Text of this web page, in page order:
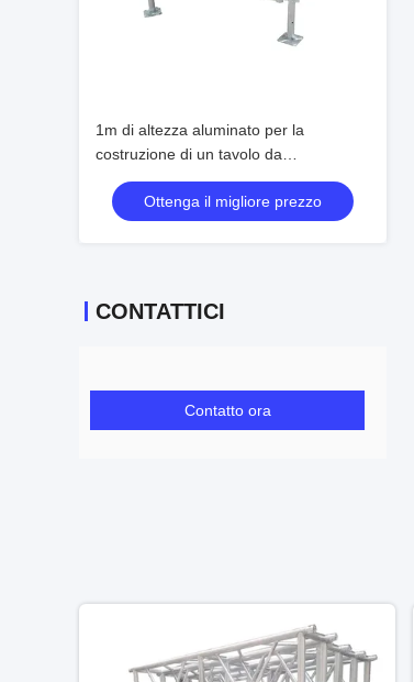
1m di altezza aluminato per la
costruzione di un tavolo da
palcoscenico, progettato per un facile
montaggio, una struttura resistente e
applicazioni versatili per eventi
Ottenga il migliore prezzo
CONTATTICI
Contatto ora